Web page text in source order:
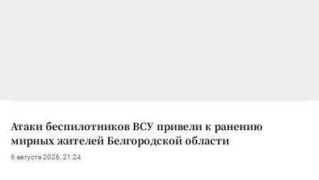
Атаки беспилотников ВСУ привели к ранению
мирных жителей Белгородской области
6 августа 2026, 21:24